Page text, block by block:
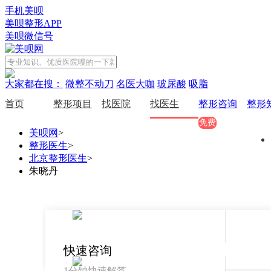
手机美呗
美呗整形APP
美呗微信号
大家都在搜： 微整不动刀 名医大咖 玻尿酸 吸脂
首页
整形项目 找医院 找医生 整形咨询
免费
整形
美呗网>
整形医生>
北京整形医生>
朱晓丹
快速咨询